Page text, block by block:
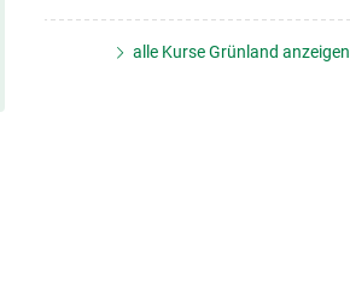
alle Kurse Grünland anzeigen